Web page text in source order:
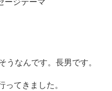
なんです。長男です。
てきました。